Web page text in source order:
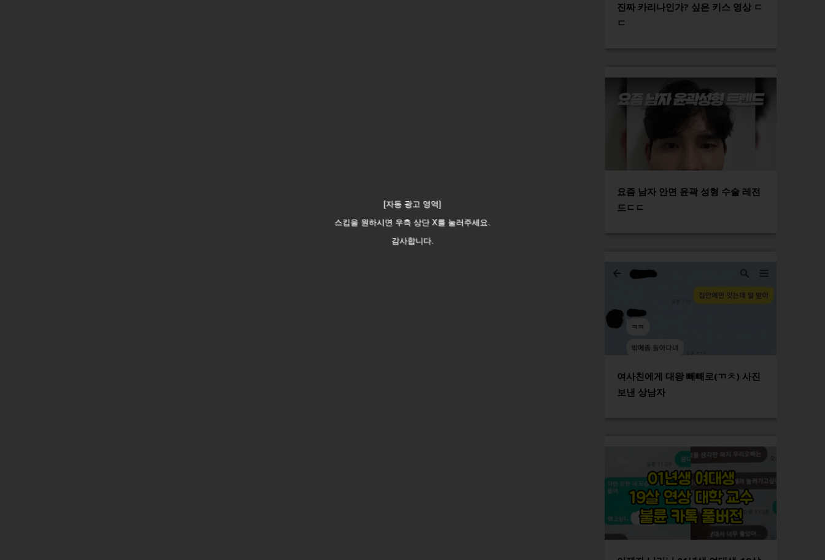
[자동 광고 영역]
스킵을 원하시면 우측 상단 X를 눌러주세요.
감사합니다.
진짜 카리나인가? 싶은 키스 영상 ㄷ
ㄷ
요즘 남자 안면 윤곽 성형 수술 레전
드ㄷㄷ
여사친에게 대왕 빼빼로(ㄲㅊ) 사진
보낸 상남자